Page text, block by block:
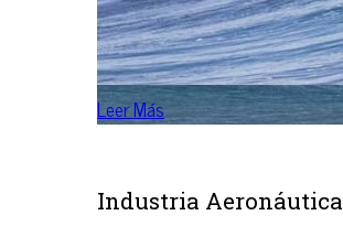
Leer Más
Industria Aeronáutica